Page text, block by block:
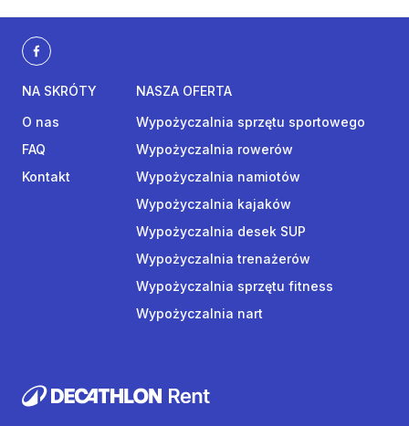
NA SKRÓTY
O nas
FAQ
Kontakt
NASZA OFERTA
Wypożyczalnia sprzętu sportowego
Wypożyczalnia rowerów
Wypożyczalnia namiotów
Wypożyczalnia kajaków
Wypożyczalnia desek SUP
Wypożyczalnia trenażerów
Wypożyczalnia sprzętu fitness
Wypożyczalnia nart